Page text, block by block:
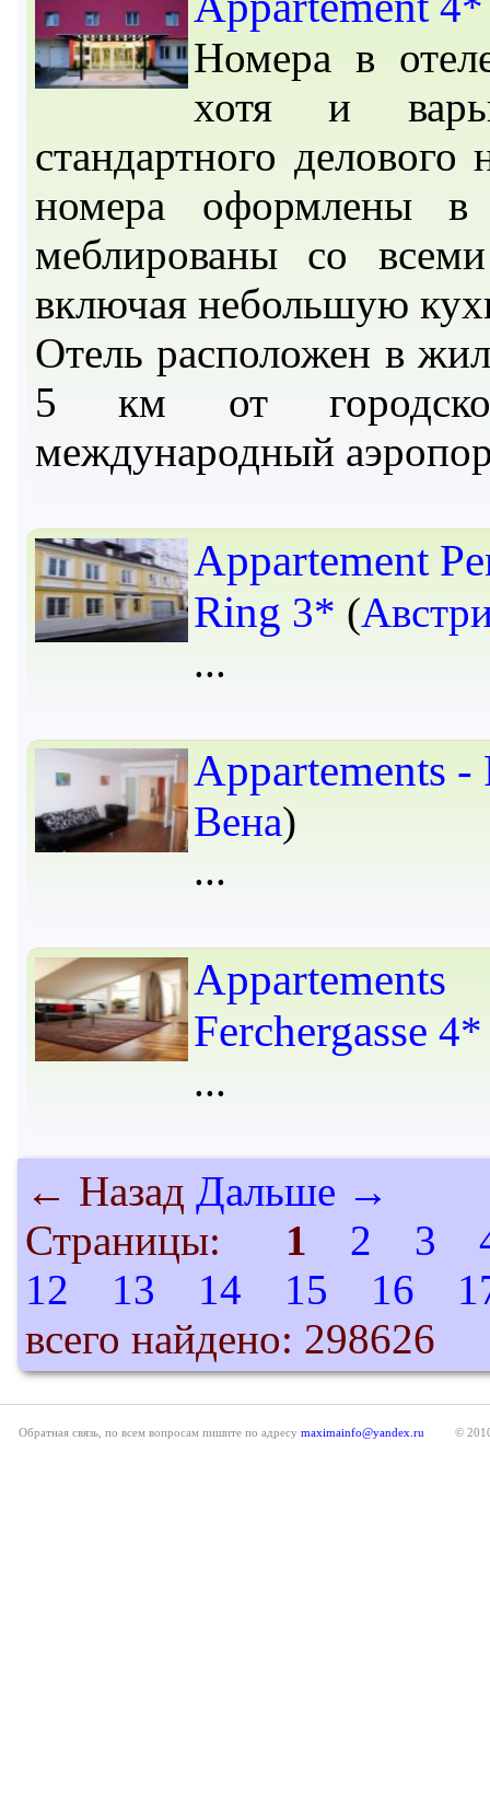
Номера в
хотя и
стандартного
номера оформлены
меблированы со
включая небольшую
Отель расположен в
5 км от
международный
Appartement
Ring 3* (
Appartements -
Вена)
Appartements
Ferchergasse 4*
← Назад Дальше →
Страницы:
1 2 3
12
13 14 15 16
всего найдено: 298626
Обратная связь, по всем вопросам пишите по адресу maximainfo@yandex.ru ©